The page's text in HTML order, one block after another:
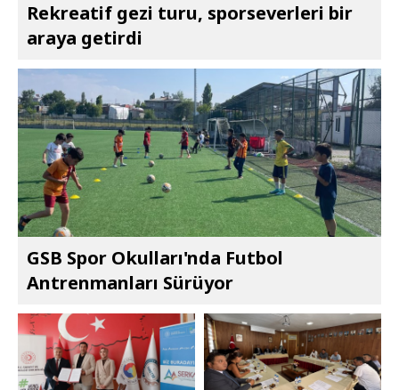
Rekreatif gezi turu, sporseverleri bir
araya getirdi
GSB Spor Okulları'nda Futbol
Antrenmanları Sürüyor